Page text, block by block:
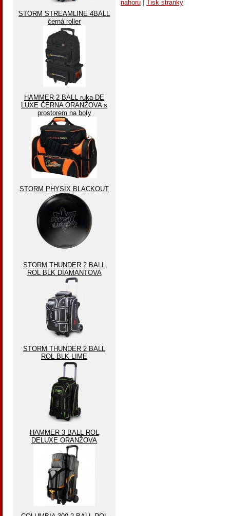
nahoru Tisk stranky
STORM STREAMLINE 4BALL
černá roller
HAMMER 2 BALL ruka DE
LUXE ČERNA ORANŽOVA s
prostorem na boty
STORM PHYSIX BLACKOUT
STORM THUNDER 2 BALL
ROL BLK DIAMANTOVA
STORM THUNDER 2 BALL
ROL BLK LIME
HAMMER 3 BALL ROL
DELUXE ORANŽOVA